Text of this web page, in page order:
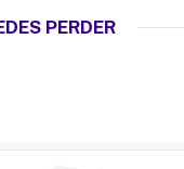
PERDER